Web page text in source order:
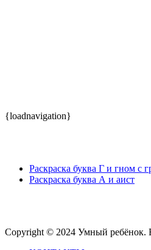
{loadnavigation}
Раскраска буква Г и гном с
Раскраска буква А и аист
Copyright © 2024 Умный ребёнок.